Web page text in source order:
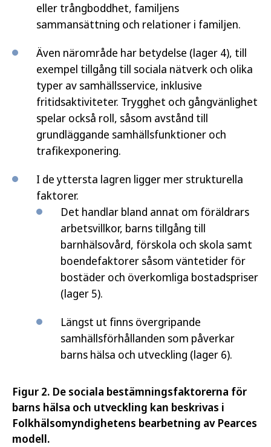
eller trångboddhet, familjens
sammansättning och relationer i familjen.
Även närområde har betydelse (lager 4), till
exempel tillgång till sociala nätverk och olika
typer av samhällsservice, inklusive
fritidsaktiviteter. Trygghet och gångvänlighet
spelar också roll, såsom avstånd till
grundläggande samhällsfunktioner och
trafikexponering.
I de yttersta lagren ligger mer strukturella
faktorer.
Det handlar bland annat om föräldrars
arbetsvillkor, barns tillgång till
barnhälsovård, förskola och skola samt
boendefaktorer såsom väntetider för
bostäder och överkomliga bostadspriser
(lager 5).
Längst ut finns övergripande
samhällsförhållanden som påverkar
barns hälsa och utveckling (lager 6).
Figur 2. De sociala bestämningsfaktorerna för
barns hälsa och utveckling kan beskrivas i
Folkhälsomyndighetens bearbetning av Pearces
modell.